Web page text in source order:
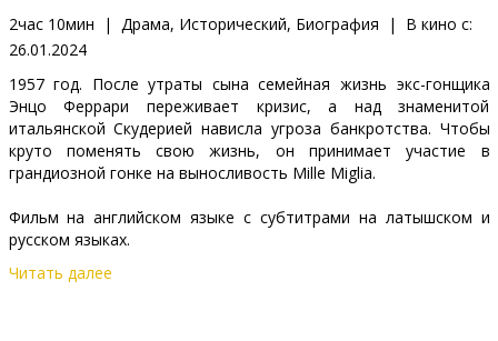
2час 10мин | Драма, Исторический, Биография |
В кино с:
26.01.2024
1957 год. После утраты сына семейная жизнь экс-гонщика
Энцо Феррари переживает кризис, а над знаменитой
итальянской Скудерией нависла угроза банкротства. Чтобы
круто поменять свою жизнь, он принимает участие в
грандиозной гонке на выносливость Mille Miglia.
Фильм на английском языке с субтитрами на латышском и
русском языках.
Читать далее